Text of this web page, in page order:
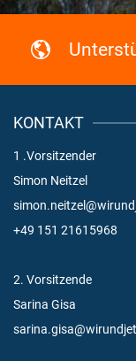
KONTAKT
1 .Vorsitzender
Simon Neitzel
+49 151 21615968
2. Vorsitzende
Sarina Gisa